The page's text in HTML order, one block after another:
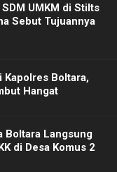
UMKM di Stilts
Sebut Tujuannya
Kapolres Boltara,
Hangat
Boltara Langsung
di Desa Komus 2